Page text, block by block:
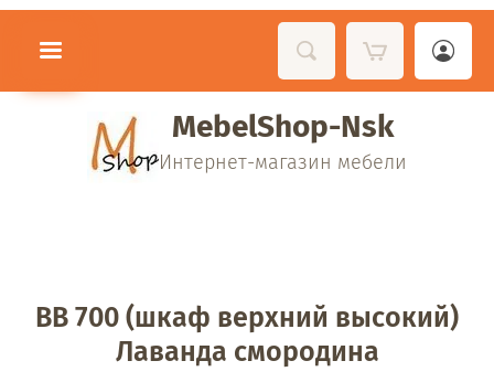
MebelShop-Nsk
Интернет-магазин мебели
ВВ 700 (шкаф верхний высокий)
Лаванда смородина